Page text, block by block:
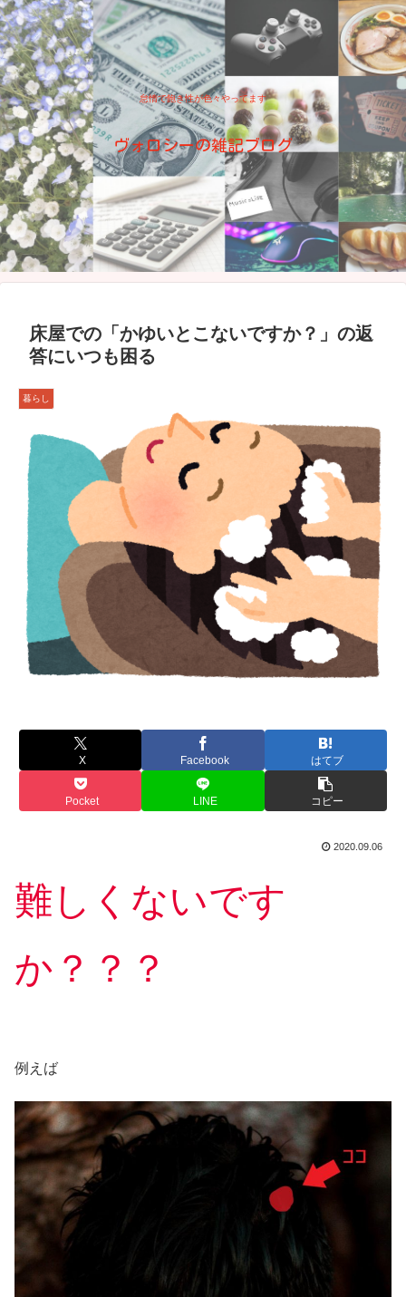
怠惰で飽き性が色々やってます
ヴォロシーの雑記ブログ
床屋での「かゆいとこないですか？」の返
答にいつも困る
暮らし
X Facebook はてブ
Pocket LINE コピー
2020.09.06
難しくないです
か？？？
例えば